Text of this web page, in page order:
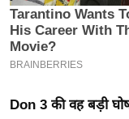
र
मि
सा
Don 3 की वह बड़ी